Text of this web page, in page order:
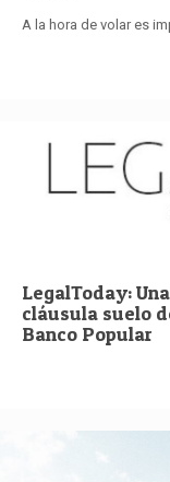
A la hora de volar es
LegalToday:
cláusula suelo
Banco Popular